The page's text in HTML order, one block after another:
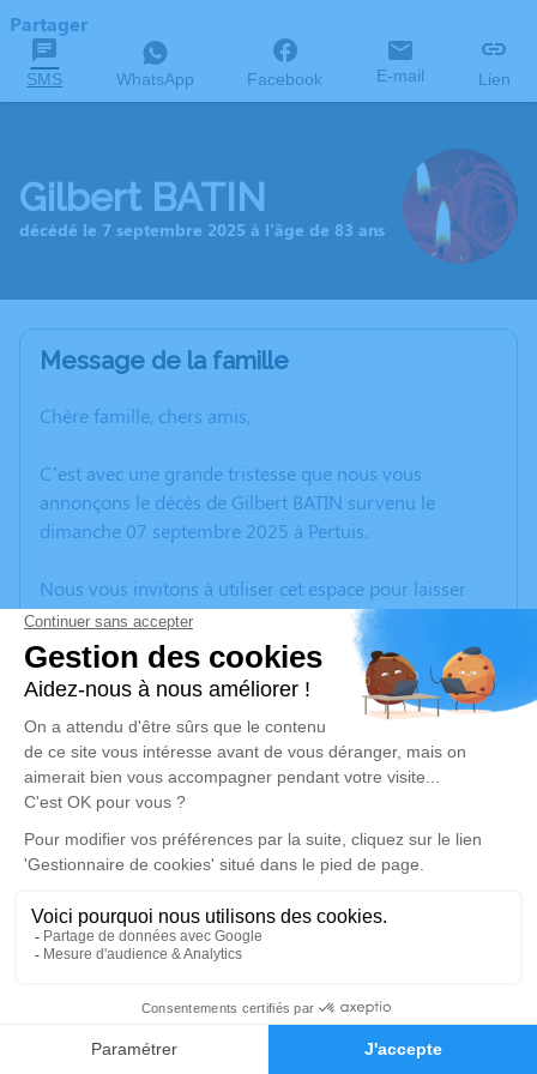
Faire-part Hommages
Partager
SMS WhatsApp Facebook E-mail Lien
Gilbert BATIN
décédé le 7 septembre 2025 à l'âge de 83 ans
Message de la famille
Chère famille, chers amis,
C’est avec une grande tristesse que nous vous
annonçons le décès de Gilbert BATIN survenu le
dimanche 07 septembre 2025 à Pertuis.
Nous vous invitons à utiliser cet espace pour laisser
vos condoléances, partager des photos souvenirs, une
anecdote ou exprimer vos pensées à travers des
poèmes ou des textes. Cet endroit est un lieu
d'expression dédié à honorer la mémoire de Gilbert
BATIN.
Un service de plantation d’arbre hommage est
disponible ici.
Je rends hommage
Crémation
Crématorium de Provence et Parc Mémorial
de Provence d'Aix-en-Provence